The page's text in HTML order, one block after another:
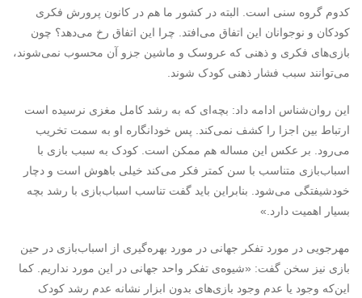
کدوم گروه سنی است. البته در کشور ما هم در کانون پرورش فکری
کودکان و نوجوانان این اتفاق می‌افتد. چرا این اتفاق رخ می‌دهد؟ چون
بازی‌های فکری و ذهنی که عروسک و ماشین جزو آن محسوب نمی‌شوند،
می‌توانند سبب فشار ذهنی کودک شوند.
این روان‌شناس ادامه داد: بچه‌ای که به رشد کامل مغزی نرسیده است
ارتباط بین اجزا را کشف نمی‌کند. پس خودانگاره او به سمت تخریب
می‌رود. بر عکس این مساله هم ممکن است. کودک به سبب بازی با
اسباب‌بازی متناسب با سن کمتر فکر می‌کند خیلی باهوش است و دچار
خودشیفتگی می‌شود. بنابراین باید گفت تناسب اسباب‌بازی با رشد بچه
بسیار اهمیت دارد.»
مهرجویی در مورد تفکر جهانی در مورد بهره‌گیری از اسباب‌بازی در حین
بازی نیز سخن گفت: «شیوه‌ی تفکر واحد جهانی در این مورد نداریم. کما
این‌که وجود یا عدم وجود بازی‌های بدون ابزار نشانه عدم رشد کودک